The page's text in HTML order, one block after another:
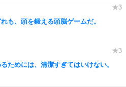
も、頭を鍛える頭脳ゲームだ。
ためには、清潔すぎてはいけない。